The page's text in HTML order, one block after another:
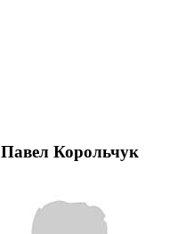
Павел Корольчук